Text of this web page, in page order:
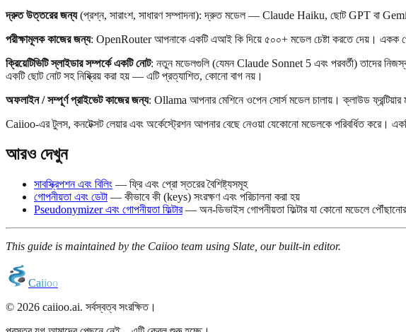
দ্রুত উত্তরের জন্য(প্রশ্ন, সারাংশ, সাধারণ সম্পাদনা): দ্রুত মডেল — Claude Haiku, ছোট GPT বা
পরীক্ষামূলক কাজের জন্য: OpenRouter আপনাকে একটি এআই কি দিয়ে ৫০০+ মডেল চেষ্টা করতে দেয়। একক
ক্রিয়েটিভিটি স্লাইডার সম্পর্কে একটি নোট: নতুন মডেলগুলি (যেমন Claude Sonnet 5 এবং পরবর্তী) তাদের নিজস্ব
একটি ছোট নোট সহ নিষ্ক্রিয় করা হয় — এটি প্রত্যাশিত, কোনো বাগ নয়।
অফলাইন / সম্পূর্ণ প্রাইভেট কাজের জন্য: Ollama আপনার মেশিনে ওপেন সোর্স মডেল চালায়। ক্লাউড ফ্রন্টিয়ার
Caiioo-এর টুলস, কনটেক্সট লেয়ার এবং অর্কেস্ট্রেশন আপনার বেছে নেওয়া যেকোনো মডেলকে পরিবর্ধিত করে।
আরও দেখুন
সাবস্ক্রিপশন এবং বিলিং — ফ্রি এবং প্রো স্তরের বৈশিষ্ট্যসমূহ
গোপনীয়তা এবং ডেটা — কীভাবে কী (keys) সংরক্ষণ এবং পরিচালনা করা হয়
Pseudonymizer এবং গোপনীয়তা ফিল্টার— অন-ডিভাইস গোপনীয়তা ফিল্টার যা কোনো মডেলে
This guide is maintained by the Caiioo team using Slate, our built-in editor.
Caiioo
© 2026 caiioo.ai. সর্বস্বত্ব সংরক্ষিত।